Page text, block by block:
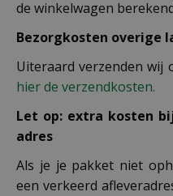
de winkelwagen
Bezorgkosten overige
Uiteraard verzenden wij
hier de verzendkosten.
Let op: extra kosten
adres
Als je je pakket niet
een verkeerd